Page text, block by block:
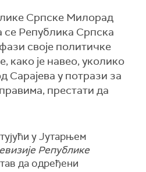
Српске Милорад
се Република Српска
своје политичке
како је навео, уколико
Сарајева у потрази за
престати да
у Јутарњем
Републике
да одређени